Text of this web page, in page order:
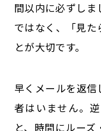
間以内に必ずし
ではなく、「見た
とが大切です。
早くメールを返
者はいません。
と、時間にルー